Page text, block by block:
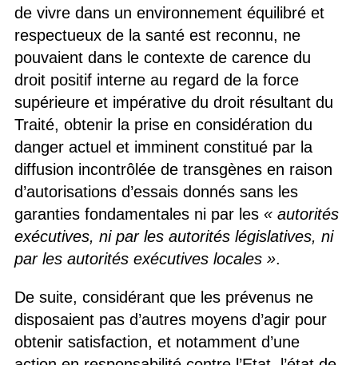
de vivre dans un environnement équilibré et
respectueux de la santé est reconnu, ne
pouvaient dans le contexte de carence du
droit positif interne au regard de la force
supérieure et impérative du droit résultant du
Traité, obtenir la prise en considération du
danger actuel et imminent constitué par la
diffusion incontrôlée de transgènes en raison
d’autorisations d’essais donnés sans les
garanties fondamentales ni par les « autorités
exécutives, ni par les autorités législatives, ni
par les autorités exécutives locales ».
De suite, considérant que les prévenus ne
disposaient pas d’autres moyens d’agir pour
obtenir satisfaction, et notamment d’une